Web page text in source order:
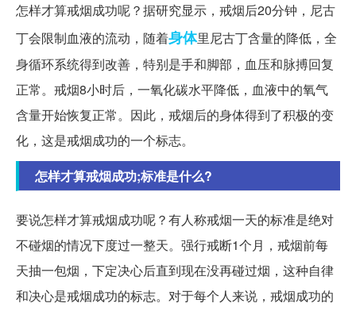
怎样才算戒烟成功呢？据研究显示，戒烟后20分钟，尼古
丁会限制血液的流动，随着身体里尼古丁含量的降低，全
身循环系统得到改善，特别是手和脚部，血压和脉搏回复
正常。戒烟8小时后，一氧化碳水平降低，血液中的氧气
含量开始恢复正常。因此，戒烟后的身体得到了积极的变
化，这是戒烟成功的一个标志。
怎样才算戒烟成功;标准是什么?
要说怎样才算戒烟成功呢？有人称戒烟一天的标准是绝对
不碰烟的情况下度过一整天。强行戒断1个月，戒烟前每
天抽一包烟，下定决心后直到现在没再碰过烟，这种自律
和决心是戒烟成功的标志。对于每个人来说，戒烟成功的